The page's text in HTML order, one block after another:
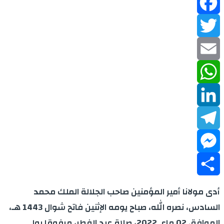
Facebook
Twitter
Email
WhatsApp
LinkedIn
Telegram
Messenger
Share
أدى مولانا أمير المؤمنين صاحب الجلالة الملك محمد
السادس، نصره الله، صباح يومه الإثنين فاتح شوال 1443 هـ،